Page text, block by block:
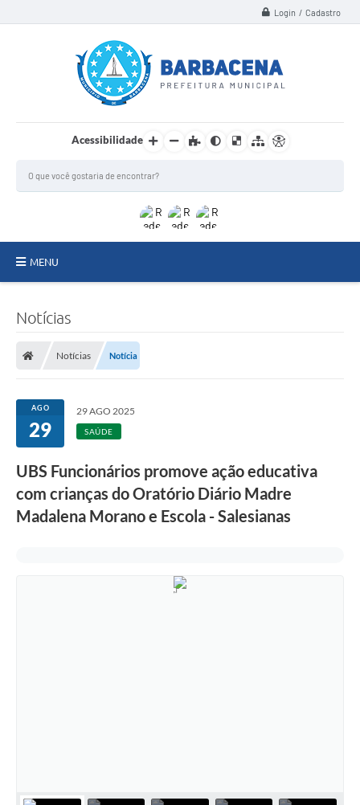
Login / Cadastro
Acessibilidade
MENU
Meio Ambiente
Ouvidoria
Visite Barbacena
Notícias
Notícias Notícia
AGO
29
29 AGO 2025
SAÚDE
UBS Funcionários promove ação educativa
com crianças do Oratório Diário Madre
Madalena Morano e Escola - Salesianas